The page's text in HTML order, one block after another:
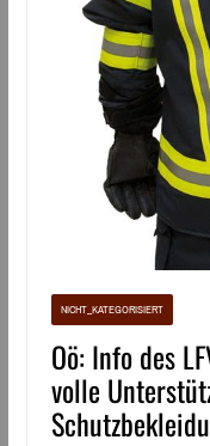
NICHT_KATEGORISIERT
Oö: Info des
volle